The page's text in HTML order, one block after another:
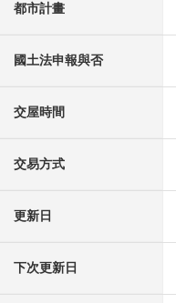
都市計畫
國土法申報與否
交屋時間
交易方式
更新日
下次更新日